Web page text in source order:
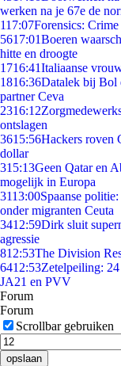
werken na je 67e de
117:07Forensics:
5617:01Boeren
hitte en droogte
1716:41Italiaanse
1816:36Datalek bij Bol
partner Ceva
2316:12
ontslagen
3615:56Hackers roven
dollar
315:13Geen Qatar en
mogelijk in Europa
3113:00Spaanse
onder migranten Ceuta
3412:59Dirk sluit
agressie
812:53The Division
6412:53Zetelpeiling:
JA21 en PVV
Forum
Forum
Scrollbar gebruiken
opslaan